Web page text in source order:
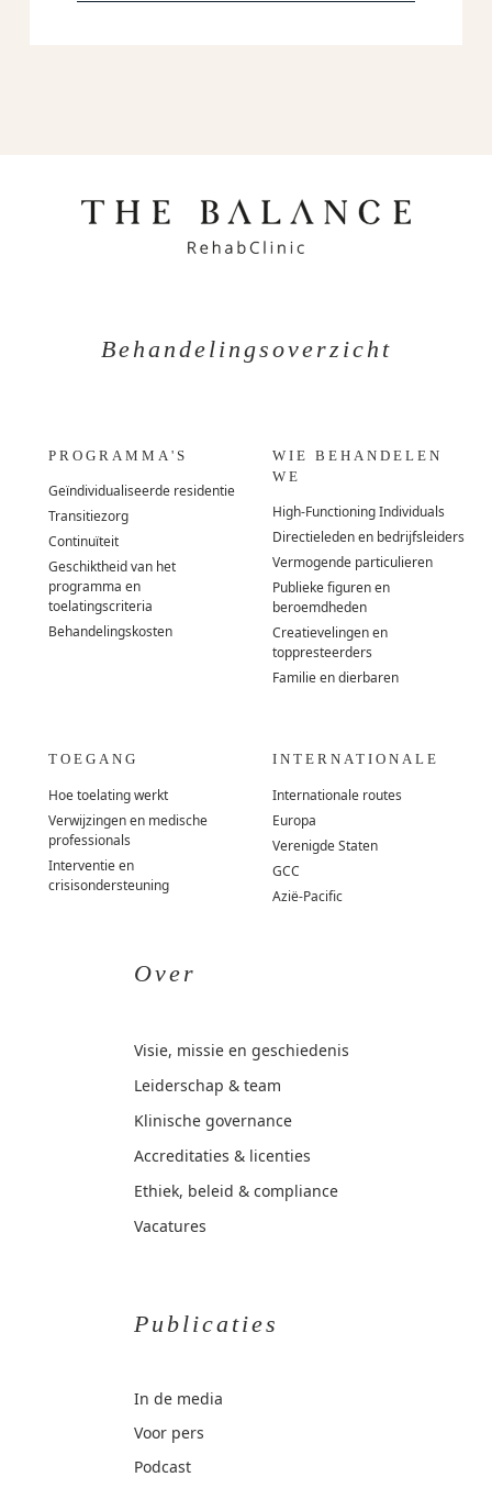
Behandelingsoverzicht
PROGRAMMA'S
Geïndividualiseerde residentie
Transitiezorg
Continuïteit
Geschiktheid van het
programma en
toelatingscriteria
Behandelingskosten
WIE BEHANDELEN
WE
High-Functioning Individuals
Directieleden en bedrijfsleiders
Vermogende particulieren
Publieke figuren en
beroemdheden
Creatievelingen en
toppresteerders
Familie en dierbaren
TOEGANG
Hoe toelating werkt
Verwijzingen en medische
professionals
Interventie en
crisisondersteuning
INTERNATIONALE
Internationale routes
Europa
Verenigde Staten
GCC
Azië-Pacific
Over
Visie, missie en geschiedenis
Leiderschap & team
Klinische governance
Accreditaties & licenties
Ethiek, beleid & compliance
Vacatures
Publicaties
In de media
Voor pers
Podcast